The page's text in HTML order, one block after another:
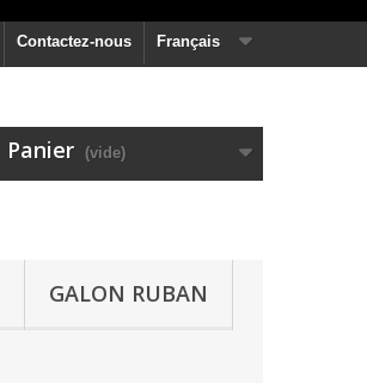
Français
Contactez-nous
Panier (vide)
GALON RUBAN